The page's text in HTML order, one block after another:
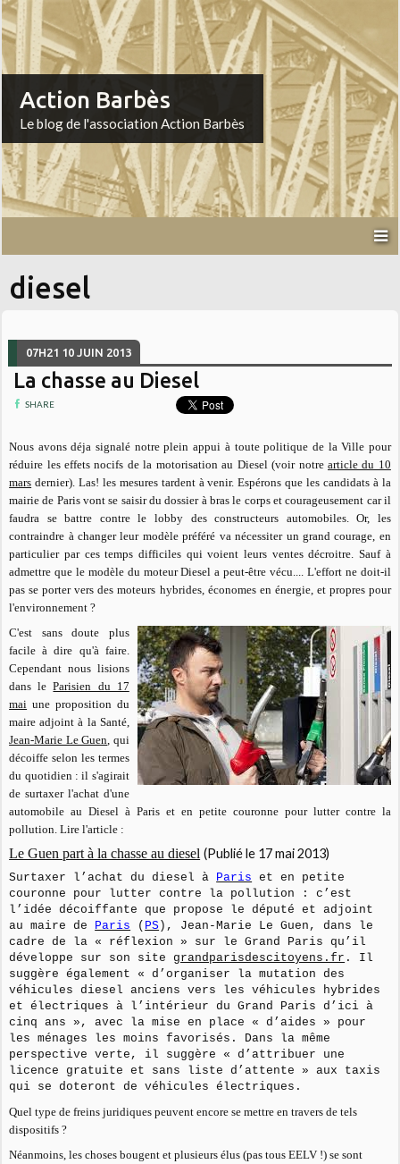
Action Barbès
Le blog de l'association Action Barbès
diesel
07H21 10 JUIN 2013
La chasse au Diesel
SHARE
Nous avons déja signalé notre plein appui à toute politique de la Ville pour
réduire les effets nocifs de la motorisation au Diesel (voir notre article du 10
mars dernier). Las! les mesures tardent à venir. Espérons que les candidats à la
mairie de Paris vont se saisir du dossier à bras le corps et courageusement car il
faudra se battre contre le lobby des constructeurs automobiles. Or, les
contraindre à changer leur modèle préféré va nécessiter un grand courage, en
particulier par ces temps difficiles qui voient leurs ventes décroitre. Sauf à
admettre que le modèle du moteur Diesel a peut-être vécu.... L'effort ne doit-il
pas se porter vers des moteurs hybrides, économes en énergie, et propres pour
l'environnement ?
C'est sans doute plus
facile à dire qu'à faire.
Cependant nous lisions
dans leParisien du 17
mai une proposition du
maire adjoint à la Santé,
Jean-Marie Le Guen, qui
décoiffe selon les termes
du quotidien : il s'agirait
de surtaxer l'achat d'une
automobile au Diesel à Paris et en petite couronne pour lutter contre la
pollution. Lire l'article :
Le Guen part à la chasse au diesel (Publié le 17 mai 2013)
Surtaxer l’achat du diesel à Paris et en petite
couronne pour lutter contre la pollution : c’est
l’idée décoiffante que propose le député et adjoint
au maire de Paris ( PS ), Jean-Marie Le Guen, dans le
cadre de la « réflexion » sur le Grand Paris qu’il
développe sur son site grandparisdescitoyens.fr . Il
suggère également « d’organiser la mutation des
véhicules diesel anciens vers les véhicules hybrides
et électriques à l’intérieur du Grand Paris d’ici à
cinq ans », avec la mise en place « d’aides » pour
les ménages les moins favorisés. Dans la même
perspective verte, il suggère « d’attribuer une
licence gratuite et sans liste d’attente » aux taxis
qui se doteront de véhicules électriques.
Quel type de freins juridiques peuvent encore se mettre en travers de tels
dispositifs ?
Néanmoins, les choses bougent et plusieurs élus (pas tous EELV !) se sont